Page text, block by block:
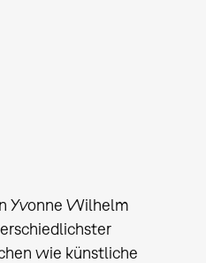
Yvonne Wilhelm
wie künstliche